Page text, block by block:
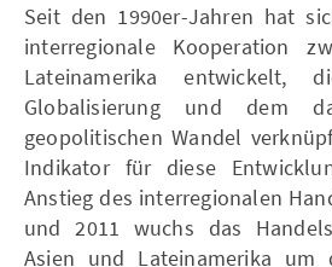
Seit den 1990er-Jahren hat
interregionale Kooperation
Lateinamerika
Globalisierung und dem
geopolitischen Wandel
Indikator für diese
Anstieg des interregionalen
und 2011 wuchs das
Asien und Lateinamerika um